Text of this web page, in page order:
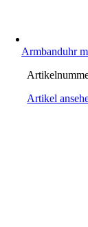
Armbanduhr
Artikel